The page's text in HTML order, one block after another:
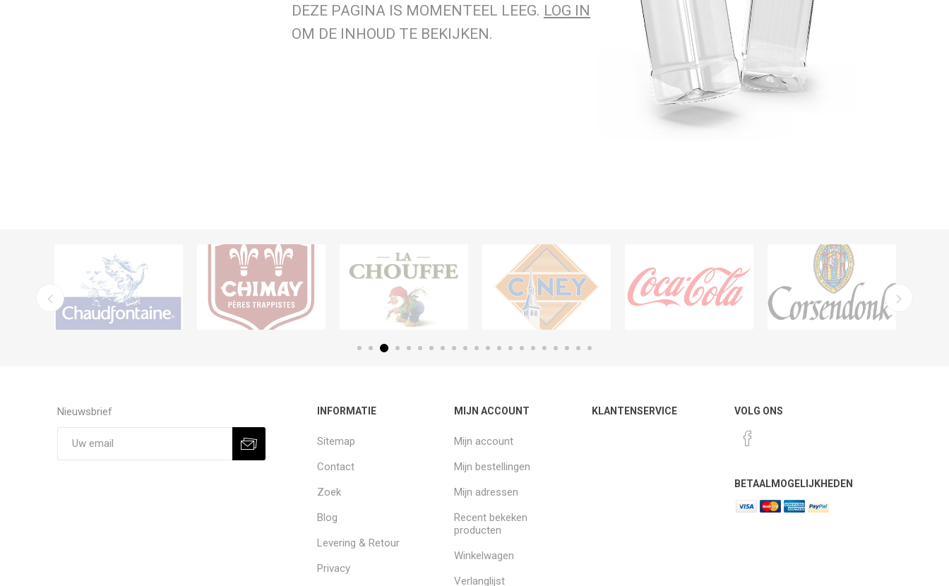
DEZE PAGINA IS MOMENTEEL LEEG. LOG IN
OM DE INHOUD TE BEKIJKEN.
Nieuwsbrief INFORMATIE
Sitemap
Contact
Zoek
Blog
Levering & Retour
Privacy
MIJN ACCOUNT
Mijn account
Mijn bestellingen
Mijn adressen
Recent bekeken
producten
Winkelwagen
Verlanglijst
KLANTENSERVICE VOLG ONS
BETAALMOGELIJKHEDEN